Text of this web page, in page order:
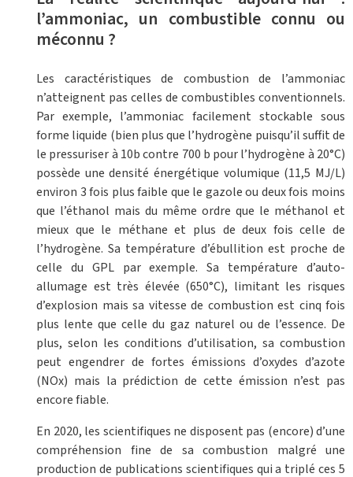
l’ammoniac, un combustible connu ou
méconnu ?
Les caractéristiques de combustion de l’ammoniac
n’atteignent pas celles de combustibles conventionnels.
Par exemple, l’ammoniac facilement stockable sous
forme liquide (bien plus que l’hydrogène puisqu’il suffit de
le pressuriser à 10b contre 700 b pour l’hydrogène à 20°C)
possède une densité énergétique volumique (11,5 MJ/L)
environ 3 fois plus faible que le gazole ou deux fois moins
que l’éthanol mais du même ordre que le méthanol et
mieux que le méthane et plus de deux fois celle de
l’hydrogène. Sa température d’ébullition est proche de
celle du GPL par exemple. Sa température d’auto-
allumage est très élevée (650°C), limitant les risques
d’explosion mais sa vitesse de combustion est cinq fois
plus lente que celle du gaz naturel ou de l’essence. De
plus, selon les conditions d’utilisation, sa combustion
peut engendrer de fortes émissions d’oxydes d’azote
(NOx) mais la prédiction de cette émission n’est pas
encore fiable.
En 2020, les scientifiques ne disposent pas (encore) d’une
compréhension fine de sa combustion malgré une
production de publications scientifiques qui a triplé ces 5